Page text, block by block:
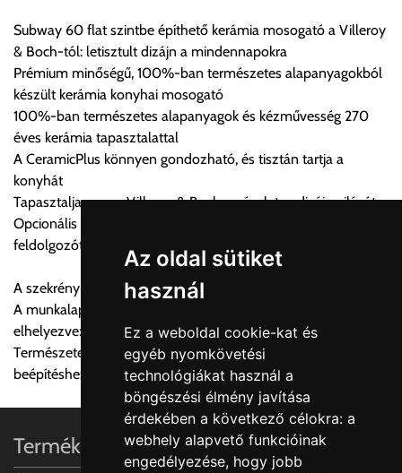
Az oldal sütiket
használ
Ez a weboldal cookie-kat és
egyéb nyomkövetési
technológiákat használ a
böngészési élmény javítása
érdekében a következő célokra: a
webhely alapvető funkcióinak
engedélyezése, hogy jobb
automatikusan nem ajánl fel szállítási költséget, úgy válassza
a 0.- forintos szállítást, kollégáink megvizsgálják a vásárolt
termék adatait, majd visszaigazolják a szállítás költségét.
Ingyenes szállítási lehetőség nincs!
Egyes termékek súlyát a program nem ismeri, rendelés esetén
a központ igazolja vissza. Amennyiben a költséget az Ön által
gondoltnál magasabb értékben igazoljuk vissza, úgy a
visszaigazolástól számított 24 órán belül a terméket
lemondhatja, vagy kérheti a személyes átvételre való
módosítását.
FIGYELEM!!
KERÁMIA TERMÉKEK SZÁLLÍTATÁSA NEM, VAGY CSAK
A MEGRENDELŐ KIFEJEZETT KÉRÉSÉRE ÉS
FELELŐSSÉGÉRE LEHETSÉGES!!
Budapesti szállítások:
1, Budapestre kért szállítás esetén az általános szállítás
Subway 60 flat szintbe építhető kerámia mosogató a Villeroy
& Boch-tól: letisztult dizájn a mindennapokra
Prémium minőségű, 100%-ban természetes alapanyagokból
készült kerámia konyhai mosogató
100%-ban természetes alapanyagok és kézművesség 270
éves kerámia tapasztalattal
A CeramicPlus könnyen gondozható, és tisztán tartja a
konyhát
Tapasztalja meg a Villeroy & Boch varázslatos dizájn világát
Opcionális kiegészítők: Rozsdamentes acél beakasztható
feldolgozótálcák és vágódeszka valódi fa furnérral
A szekrény szükséges minimális szélessége: 60 cm
A munkalap minimális vastagsága mosogatógéppel
elhelyezve: legalább 4 cm
Természetes kő vagy műkő munkalapokba süllyesztett
beépítéshez
Termékinformációk